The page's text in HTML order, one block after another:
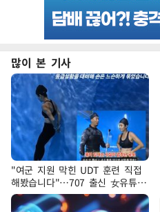
많이 본 기사
"여군 지원 막힌 UDT 훈련 직접
해봤습니다"…707 출신 女유튜버
'완벽 소화'